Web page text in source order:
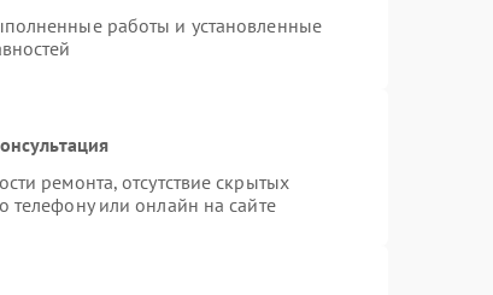
работы и установленные
ремонта, отсутствие скрытых
телефону или онлайн на сайте